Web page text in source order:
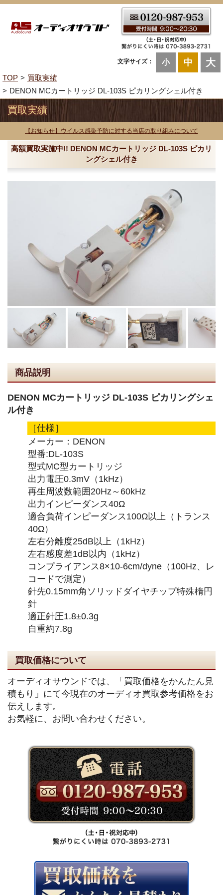
文字サイズ： 小 中 大
TOP
買取実績
DENON MCカートリッジ DL-103S ピカリングシェル付き
買取実績
【お知らせ】ウイルス感染予防に対する当店の取り組みについて
高額買取実施中!! DENON MCカートリッジ DL-103S ピカリ
ングシェル付き
商品説明
DENON MCカートリッジ DL-103S ピカリングシェ
ル付き
［仕様］
メーカー：DENON
型番:DL-103S
型式MC型カートリッジ
出力電圧0.3mV（1kHz）
再生周波数範囲20Hz～60kHz
出力インピーダンス40Ω
適合負荷インピーダンス100Ω以上（トランス
40Ω）
左右分離度25dB以上（1kHz）
左右感度差1dB以内（1kHz）
コンプライアンス8×10-6cm/dyne（100Hz、レ
コードで測定）
針先0.15mm角ソリッドダイヤチップ特殊楕円
針
適正針圧1.8±0.3g
自重約7.8g
買取価格について
オーディオサウンドでは、「買取価格をかんたん見
積もり」にて今現在のオーディオ買取参考価格をお
伝えします。
お気軽に、お問い合わせください。